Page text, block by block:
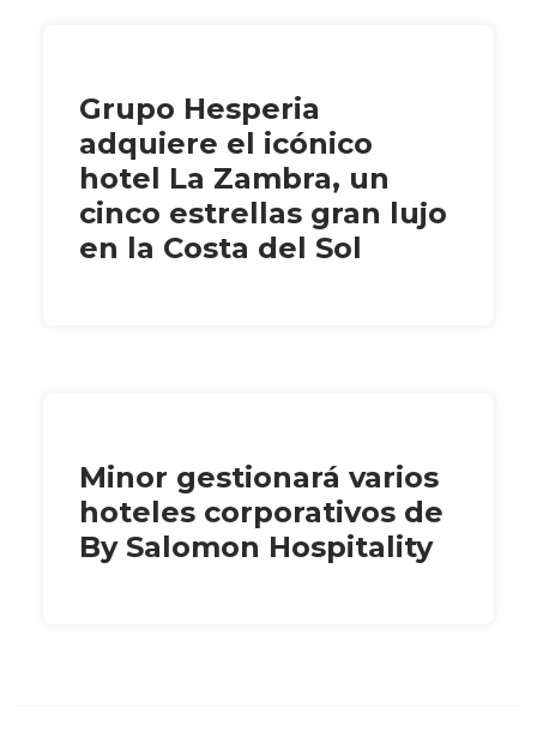
Grupo Hesperia
adquiere el icónico
hotel La Zambra, un
cinco estrellas gran lujo
en la Costa del Sol
Minor gestionará varios
hoteles corporativos de
By Salomon Hospitality